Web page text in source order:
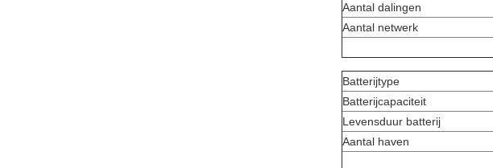
Aantal dalingen
Aantal netwerk
Batterijtype
Batterijcapaciteit
Levensduur batterij
Aantal haven